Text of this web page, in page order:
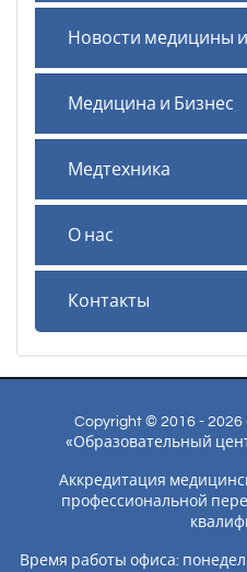
Новости медицины
Медицина и Бизнес
Медтехника
О нас
Контакты
Copyright © 2016 -
«Образовательный
Аккредитация
профессиональной
Время работы офиса: